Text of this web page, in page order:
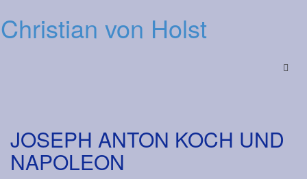
Christian von Holst
Menu
JOSEPH ANTON KOCH UND
NAPOLEON